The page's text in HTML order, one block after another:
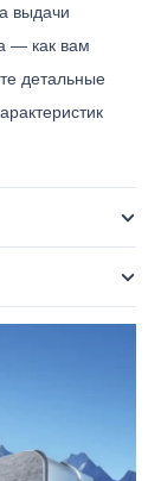
выдачи
— как вам
детальные